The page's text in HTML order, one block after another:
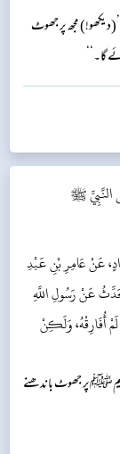
مجھ پر جھوٹ
گا۔‘‘
النَّبِيِّ ﷺ
عَنْ عَامِرِ بْنِ عَبْدِ
عَنْ رَسُولِ اللَّهِ
أُفَارِقْهُ، وَلَكِنْ
جھوٹ باندھنے